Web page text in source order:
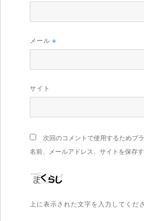
メール ※
サイト
次回のコメントで使用するためブ
名前、メールアドレス、サイトを保存す
上に表示された文字を入力してくださ